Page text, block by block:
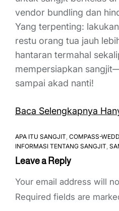
vendor bundling dan
Yang terpenting:
restu orang tua jauh
hantaran termahal
mempersiapkan
sampai akad nanti!
Baca Selengkapnya
APA ITU SANGJIT COMPASS-
INFORMASI TENTANG SANGJIT
Leave a Reply
Your email address will
Required fields are